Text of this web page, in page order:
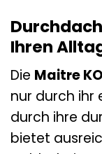
Ihren
Die Maitre
nur durch ihr
durch ihre
bietet